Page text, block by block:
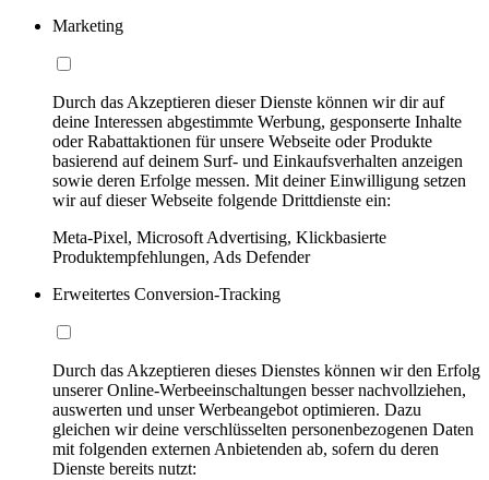
Marketing
Durch das Akzeptieren dieser Dienste können wir dir auf
deine Interessen abgestimmte Werbung, gesponserte Inhalte
oder Rabattaktionen für unsere Webseite oder Produkte
basierend auf deinem Surf- und Einkaufsverhalten anzeigen
sowie deren Erfolge messen. Mit deiner Einwilligung setzen
wir auf dieser Webseite folgende Drittdienste ein:
Meta-Pixel, Microsoft Advertising, Klickbasierte
Produktempfehlungen, Ads Defender
Erweitertes Conversion-Tracking
Durch das Akzeptieren dieses Dienstes können wir den Erfolg
unserer Online-Werbeeinschaltungen besser nachvollziehen,
auswerten und unser Werbeangebot optimieren. Dazu
gleichen wir deine verschlüsselten personenbezogenen Daten
mit folgenden externen Anbietenden ab, sofern du deren
Dienste bereits nutzt: